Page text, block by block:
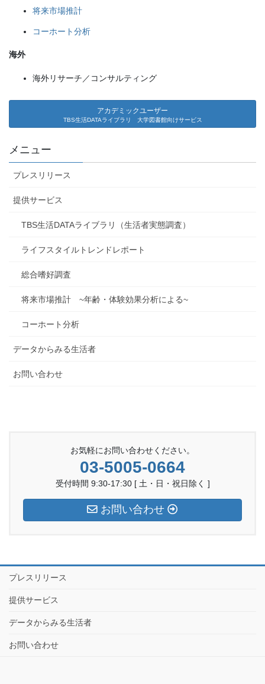
将来市場推計
コーホート分析
海外
海外リサーチ／コンサルティング
アカデミックユーザー
TBS生活DATAライブラリ 大学図書館向けサービス
メニュー
プレスリリース
提供サービス
TBS生活DATAライブラリ（生活者実態調査）
ライフスタイルトレンドレポート
総合嗜好調査
将来市場推計 ~年齢・体験効果分析による~
コーホート分析
データからみる生活者
お問い合わせ
お気軽にお問い合わせください。
03-5005-0664
受付時間 9:30-17:30 [ 土・日・祝日除く ]
お問い合わせ
プレスリリース
提供サービス
データからみる生活者
お問い合わせ